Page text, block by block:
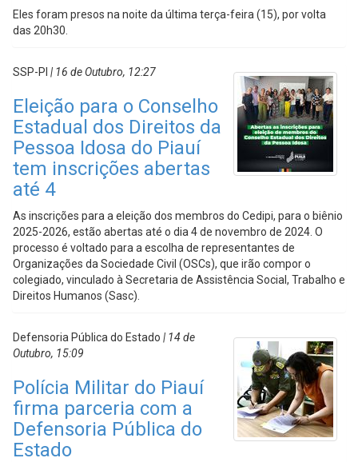
Eles foram presos na noite da última terça-feira (15), por volta
das 20h30.
SSP-PI | 16 de Outubro, 12:27
Eleição para o Conselho
Estadual dos Direitos da
Pessoa Idosa do Piauí
tem inscrições abertas
até 4
As inscrições para a eleição dos membros do Cedipi, para o biênio
2025-2026, estão abertas até o dia 4 de novembro de 2024. O
processo é voltado para a escolha de representantes de
Organizações da Sociedade Civil (OSCs), que irão compor o
colegiado, vinculado à Secretaria de Assistência Social, Trabalho e
Direitos Humanos (Sasc).
Defensoria Pública do Estado | 14 de
Outubro, 15:09
Polícia Militar do Piauí
firma parceria com a
Defensoria Pública do
Estado